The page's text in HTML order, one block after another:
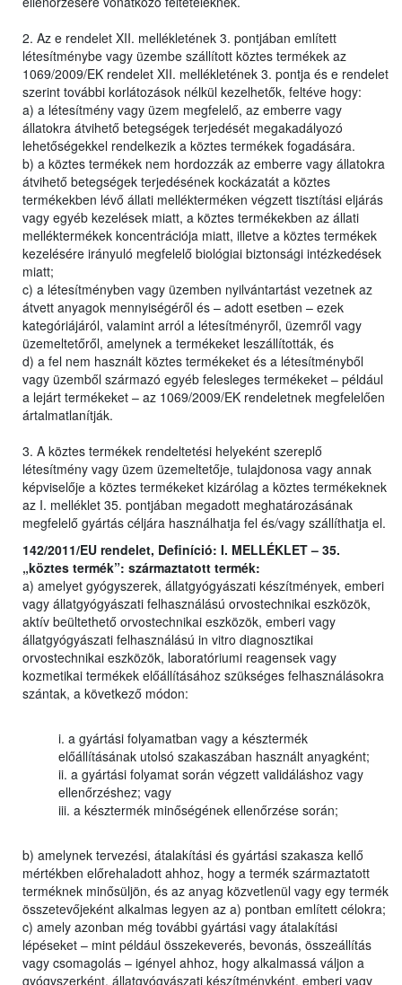
2. Az e rendelet XII. mellékletének 3. pontjában említett
létesítménybe vagy üzembe szállított köztes termékek az
1069/2009/EK rendelet XII. mellékletének 3. pontja és e rendelet
szerint további korlátozások nélkül kezelhetők, feltéve hogy:
a) a létesítmény vagy üzem megfelelő, az emberre vagy
állatokra átvihető betegségek terjedését megakadályozó
lehetőségekkel rendelkezik a köztes termékek fogadására.
b) a köztes termékek nem hordozzák az emberre vagy állatokra
átvihető betegségek terjedésének kockázatát a köztes
termékekben lévő állati mellékterméken végzett tisztítási eljárás
vagy egyéb kezelések miatt, a köztes termékekben az állati
melléktermékek koncentrációja miatt, illetve a köztes termékek
kezelésére irányuló megfelelő biológiai biztonsági intézkedések
miatt;
c) a létesítményben vagy üzemben nyilvántartást vezetnek az
átvett anyagok mennyiségéről és – adott esetben – ezek
kategóriájáról, valamint arról a létesítményről, üzemről vagy
üzemeltetőről, amelynek a termékeket leszállították, és
d) a fel nem használt köztes termékeket és a létesítményből
vagy üzemből származó egyéb felesleges termékeket – például
a lejárt termékeket – az 1069/2009/EK rendeletnek megfelelően
ártalmatlanítják.
3. A köztes termékek rendeltetési helyeként szereplő
létesítmény vagy üzem üzemeltetője, tulajdonosa vagy annak
képviselője a köztes termékeket kizárólag a köztes termékeknek
az I. melléklet 35. pontjában megadott meghatározásának
megfelelő gyártás céljára használhatja fel és/vagy szállíthatja el.
142/2011/EU rendelet, Definíció: I. MELLÉKLET – 35.
„köztes termék”: származtatott termék:
a) amelyet gyógyszerek, állatgyógyászati készítmények, emberi
vagy állatgyógyászati felhasználású orvostechnikai eszközök,
aktív beültethető orvostechnikai eszközök, emberi vagy
állatgyógyászati felhasználású in vitro diagnosztikai
orvostechnikai eszközök, laboratóriumi reagensek vagy
kozmetikai termékek előállításához szükséges felhasználásokra
szántak, a következő módon:
i. a gyártási folyamatban vagy a késztermék
előállításának utolsó szakaszában használt anyagként;
ii. a gyártási folyamat során végzett validáláshoz vagy
ellenőrzéshez; vagy
iii. a késztermék minőségének ellenőrzése során;
b) amelynek tervezési, átalakítási és gyártási szakasza kellő
mértékben előrehaladott ahhoz, hogy a termék származtatott
terméknek minősüljön, és az anyag közvetlenül vagy egy termék
összetevőjeként alkalmas legyen az a) pontban említett célokra;
c) amely azonban még további gyártási vagy átalakítási
lépéseket – mint például összekeverés, bevonás, összeállítás
vagy csomagolás – igényel ahhoz, hogy alkalmassá váljon a
gyógyszerként, állatgyógyászati készítményként, emberi vagy